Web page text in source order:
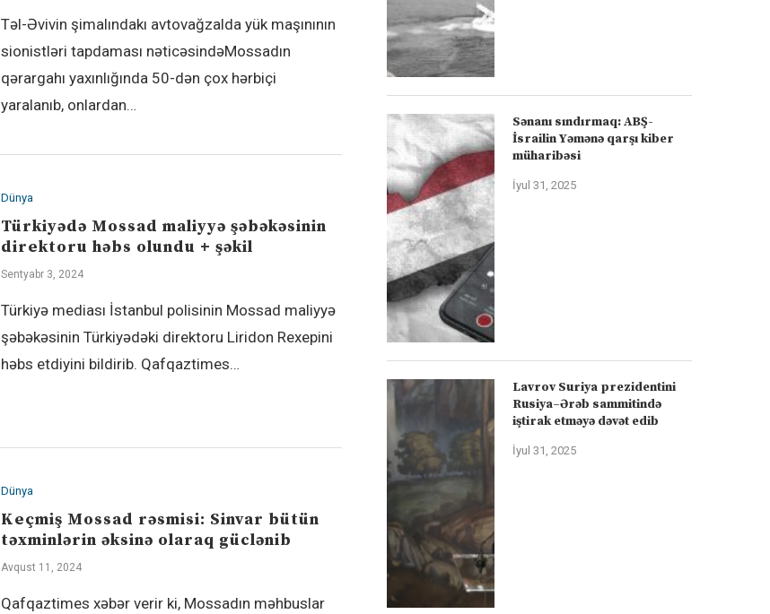
Təl-Əvivin şimalındakı avtovağzalda yük maşınının
sionistləri tapdaması nəticəsindəMossadın
qərargahı yaxınlığında 50-dən çox hərbiçi
yaralanıb, onlardan…
Dünya
Türkiyədə Mossad maliyyə şəbəkəsinin
direktoru həbs olundu + şəkil
Sentyabr 3, 2024
Türkiyə mediası İstanbul polisinin Mossad maliyyə
şəbəkəsinin Türkiyədəki direktoru Liridon Rexepini
həbs etdiyini bildirib. Qafqaztimes…
Dünya
Keçmiş Mossad rəsmisi: Sinvar bütün
təxminlərin əksinə olaraq güclənib
Avqust 11, 2024
Qafqaztimes xəbər verir ki, Mossadın məhbuslar
Sənanı sındırmaq: ABŞ-
İsrailin Yəmənə qarşı kiber
müharibəsi
İyul 31, 2025
Lavrov Suriya prezidentini
Rusiya–Ərəb sammitində
iştirak etməyə dəvət edib
İyul 31, 2025